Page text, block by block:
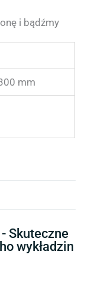
i bądźmy
mm
Skuteczne
wykładzin